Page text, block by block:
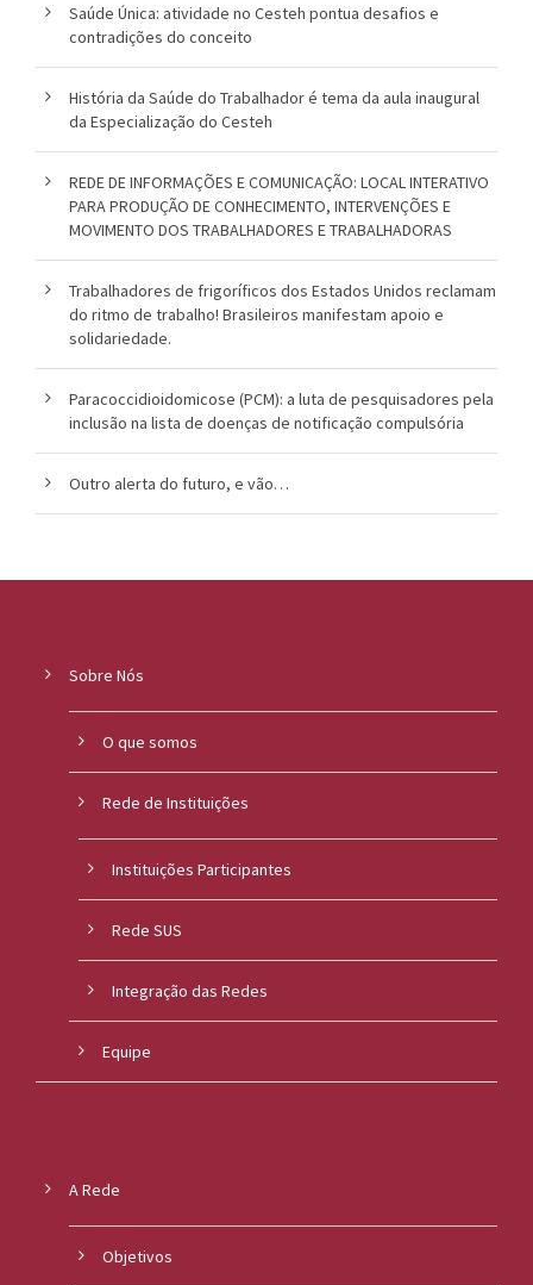
Saúde Única: atividade no Cesteh pontua desafios e
contradições do conceito
História da Saúde do Trabalhador é tema da aula inaugural
da Especialização do Cesteh
REDE DE INFORMAÇÕES E COMUNICAÇÃO: LOCAL INTERATIVO
PARA PRODUÇÃO DE CONHECIMENTO, INTERVENÇÕES E
MOVIMENTO DOS TRABALHADORES E TRABALHADORAS
Trabalhadores de frigoríficos dos Estados Unidos reclamam
do ritmo de trabalho! Brasileiros manifestam apoio e
solidariedade.
Paracoccidioidomicose (PCM): a luta de pesquisadores pela
inclusão na lista de doenças de notificação compulsória
Outro alerta do futuro, e vão…
Sobre Nós
O que somos
Rede de Instituições
Instituições Participantes
Rede SUS
Integração das Redes
Equipe
A Rede
Objetivos